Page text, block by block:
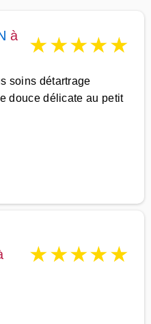
à
★★★★★
soins détartrage
douce délicate au petit
★★★★★